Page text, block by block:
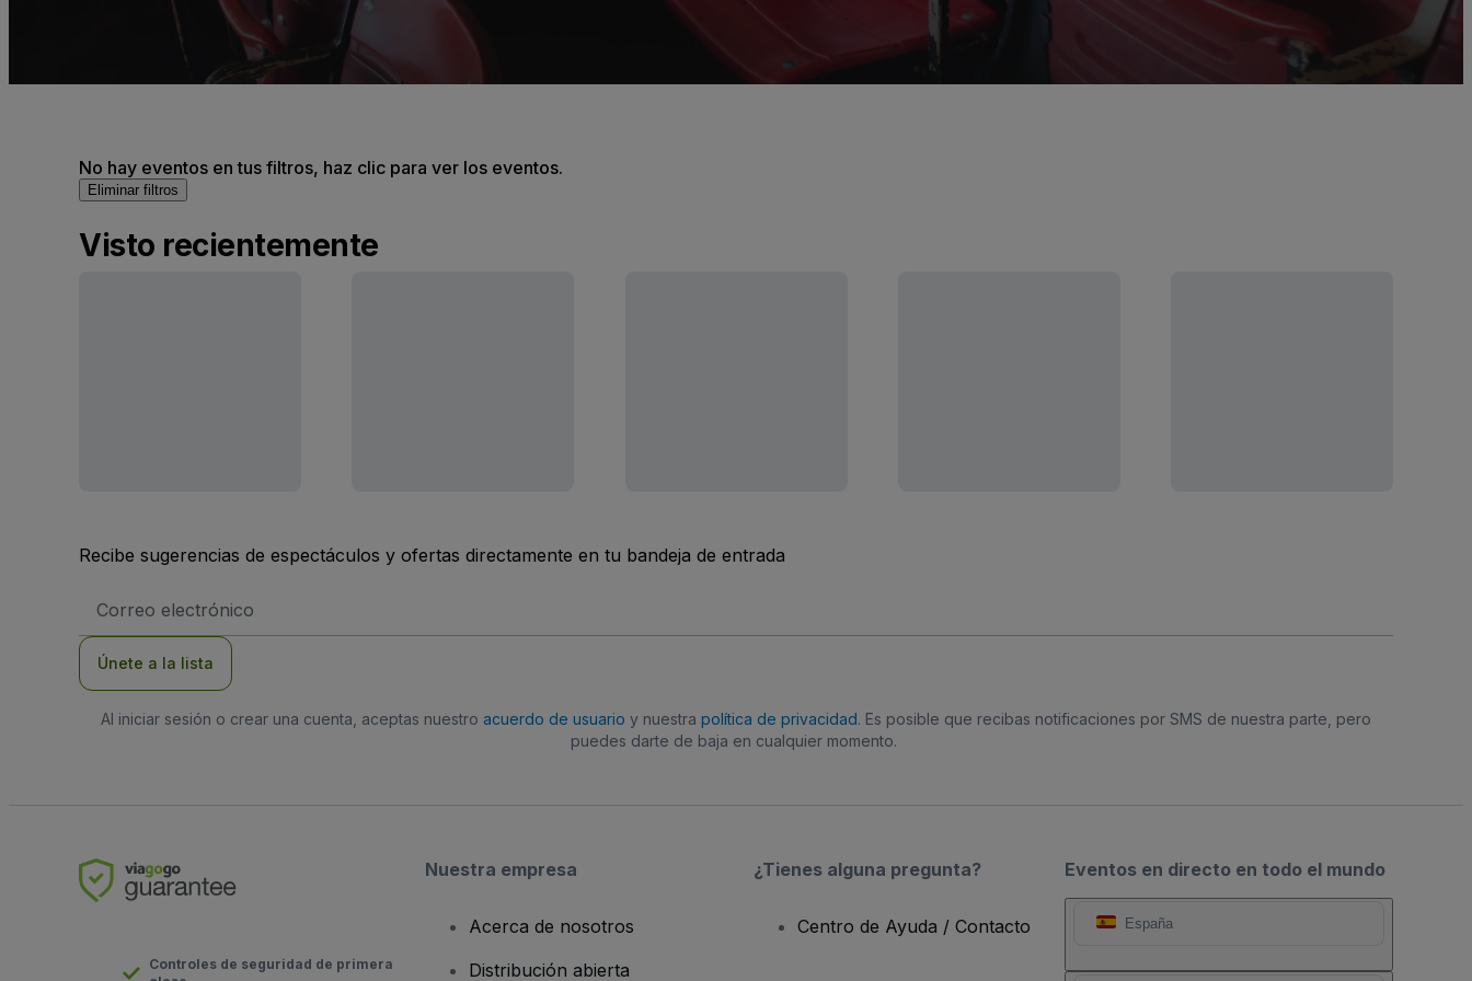
No hay eventos en tus filtros, haz clic para ver los eventos.
Eliminar filtros
Visto recientemente
Recibe sugerencias de espectáculos y ofertas directamente en tu bandeja de entrada
de
Únete a la lista
Al iniciar sesión o crear una cuenta, aceptas nuestro acuerdo de usuario y nuestra política de privacidad. Es posible que recibas notificaciones por SMS de nuestra parte, pero
puedes darte de baja en cualquier momento.
Eventos en directo en todo el mundo
España
Controles de seguridad de primera
Nuestra empresa
Acerca de nosotros
Distribución abierta
¿Tienes alguna pregunta?
Centro de Ayuda / Contacto